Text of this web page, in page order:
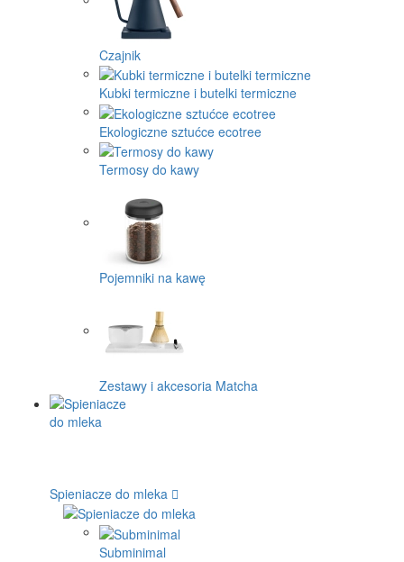
Czajnik
Kubki termiczne i butelki termiczne
Ekologiczne sztućce ecotree
Termosy do kawy
Pojemniki na kawę
Zestawy i akcesoria Matcha
Spieniacze do mleka
Subminimal